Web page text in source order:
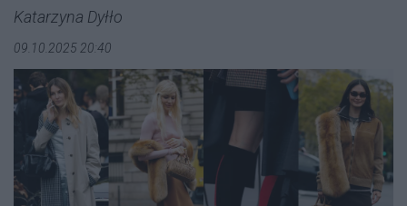
Katarzyna Dyłło
09.10.2025 20:40